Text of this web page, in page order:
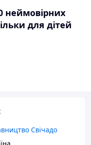
неймовірних
для дітей
Свічадо